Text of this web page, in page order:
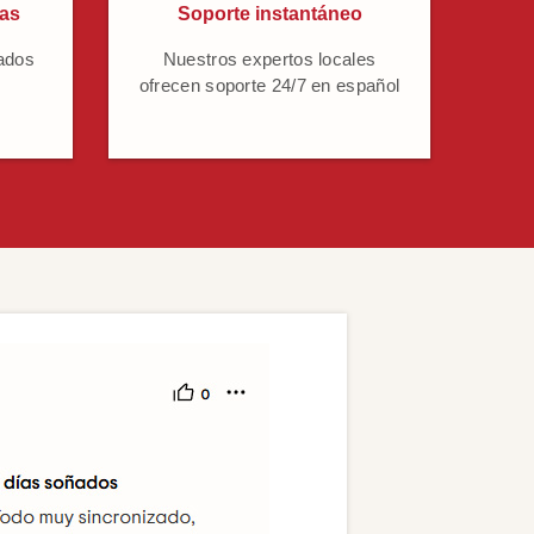
Soporte instantáneo
Nuestros expertos locales
ofrecen soporte 24/7 en español